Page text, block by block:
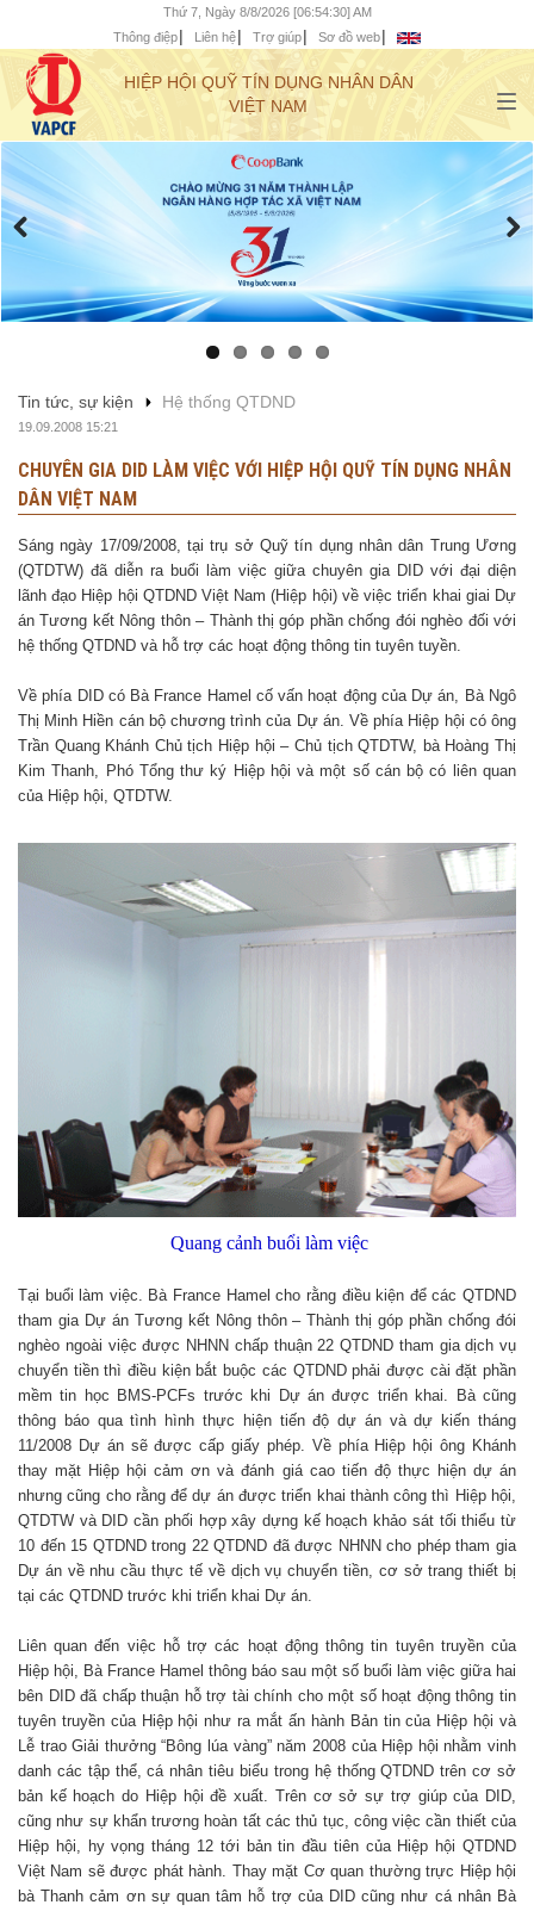
Thứ 7, Ngày 8/8/2026 [06:54:31] AM
Thông điệp
Liên hệ Trợ giúp Sơ đồ web
HIỆP HỘI QUỸ TÍN DỤNG NHÂN DÂN
VIỆT NAM
Tin tức, sự kiện Hệ thống QTDND
19.09.2008 15:21
CHUYÊN GIA DID LÀM VIỆC VỚI HIỆP HỘI QUỸ TÍN DỤNG NHÂN
DÂN VIỆT NAM
Sáng ngày 17/09/2008, tại trụ sở Quỹ tín dụng nhân dân Trung Ương
(QTDTW) đã diễn ra buổi làm việc giữa chuyên gia DID với đại diện
lãnh đạo Hiệp hội QTDND Việt Nam (Hiệp hội) về việc triển khai giai Dự
án Tương kết Nông thôn – Thành thị góp phần chống đói nghèo đối với
hệ thống QTDND và hỗ trợ các hoạt động thông tin tuyên tuyền.
Về phía DID có Bà France Hamel cố vấn hoạt động của Dự án, Bà Ngô
Thị Minh Hiền cán bộ chương trình của Dự án. Về phía Hiệp hội có ông
Trần Quang Khánh Chủ tịch Hiệp hội – Chủ tịch QTDTW, bà Hoàng Thị
Kim Thanh, Phó Tổng thư ký Hiệp hội và một số cán bộ có liên quan
của Hiệp hội, QTDTW.
Quang cảnh buổi làm việc
Tại buổi làm việc. Bà France Hamel cho rằng điều kiện để các QTDND
tham gia Dự án Tương kết Nông thôn – Thành thị góp phần chống đói
nghèo ngoài việc được NHNN chấp thuận 22 QTDND tham gia dịch vụ
chuyển tiền thì điều kiện bắt buộc các QTDND phải được cài đặt phần
mềm tin học BMS-PCFs trước khi Dự án được triển khai. Bà cũng
thông báo qua tình hình thực hiện tiến độ dự án và dự kiến tháng
11/2008 Dự án sẽ được cấp giấy phép. Về phía Hiệp hội ông Khánh
thay mặt Hiệp hội cảm ơn và đánh giá cao tiến độ thực hiện dự án
nhưng cũng cho rằng để dự án được triển khai thành công thì Hiệp hội,
QTDTW và DID cần phối hợp xây dựng kế hoạch khảo sát tối thiểu từ
10 đến 15 QTDND trong 22 QTDND đã được NHNN cho phép tham gia
Dự án về nhu cầu thực tế về dịch vụ chuyển tiền, cơ sở trang thiết bị
tại các QTDND trước khi triển khai Dự án.
Liên quan đến việc hỗ trợ các hoạt động thông tin tuyên truyền của
Hiệp hội, Bà France Hamel thông báo sau một số buổi làm việc giữa hai
bên DID đã chấp thuận hỗ trợ tài chính cho một số hoạt động thông tin
tuyên truyền của Hiệp hội như ra mắt ấn hành Bản tin của Hiệp hội và
Lễ trao Giải thưởng “Bông lúa vàng” năm 2008 của Hiệp hội nhằm vinh
danh các tập thể, cá nhân tiêu biểu trong hệ thống QTDND trên cơ sở
bản kế hoạch do Hiệp hội đề xuất. Trên cơ sở sự trợ giúp của DID,
cũng như sự khẩn trương hoàn tất các thủ tục, công việc cần thiết của
Hiệp hội, hy vọng tháng 12 tới bản tin đầu tiên của Hiệp hội QTDND
Việt Nam sẽ được phát hành. Thay mặt Cơ quan thường trực Hiệp hội
bà Thanh cảm ơn sự quan tâm hỗ trợ của DID cũng như cá nhân Bà